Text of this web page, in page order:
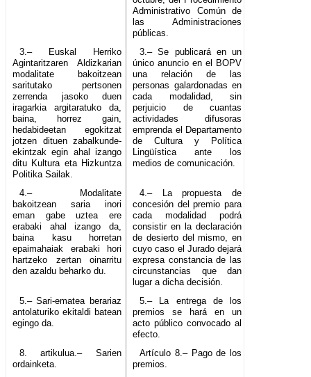
Administrativo Común de
las Administraciones
públicas.
3.– Euskal Herriko
Agintaritzaren Aldizkarian
modalitate bakoitzean
saritutako pertsonen
zerrenda jasoko duen
iragarkia argitaratuko da,
baina, horrez gain,
hedabideetan egokitzat
jotzen dituen zabalkunde-
ekintzak egin ahal izango
ditu Kultura eta Hizkuntza
Politika Sailak.
3.– Se publicará en un
único anuncio en el BOPV
una relación de las
personas galardonadas en
cada modalidad, sin
perjuicio de cuantas
actividades difusoras
emprenda el Departamento
de Cultura y Política
Lingüística ante los
medios de comunicación.
4.– Modalitate
bakoitzean saria inori
eman gabe uztea ere
erabaki ahal izango da,
baina kasu horretan
epaimahaiak erabaki hori
hartzeko zertan oinarritu
den azaldu beharko du.
4.– La propuesta de
concesión del premio para
cada modalidad podrá
consistir en la declaración
de desierto del mismo, en
cuyo caso el Jurado dejará
expresa constancia de las
circunstancias que dan
lugar a dicha decisión.
5.– Sari-ematea berariaz
antolaturiko ekitaldi batean
egingo da.
5.– La entrega de los
premios se hará en un
acto público convocado al
efecto.
8. artikulua.– Sarien
ordainketa.
Artículo 8.– Pago de los
premios.